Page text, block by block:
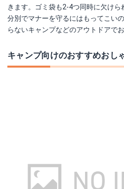
きます。ゴミ袋も2-4つ同時に欠けら
分別でマナーを守るにはもってこい
らないキャンプなどのアウトドアで
キャンプ向けのおすすめおし